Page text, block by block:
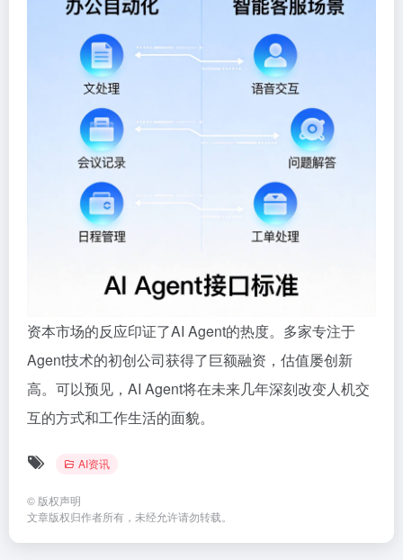
资本市场的反应印证了AI Agent的热度。多家专注于
Agent技术的初创公司获得了巨额融资，估值屡创新
高。可以预见，AI Agent将在未来几年深刻改变人机交
互的方式和工作生活的面貌。
AI资讯
© 版权声明
文章版权归作者所有，未经允许请勿转载。